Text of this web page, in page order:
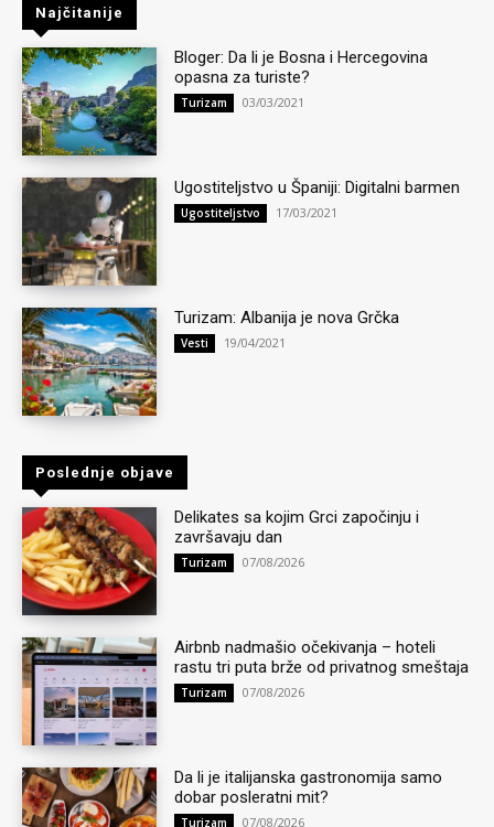
Najčitanije
Bloger: Da li je Bosna i Hercegovina
opasna za turiste?
Turizam 03/03/2021
Ugostiteljstvo u Španiji: Digitalni barmen
Ugostiteljstvo 17/03/2021
Turizam: Albanija je nova Grčka
Vesti 19/04/2021
Poslednje objave
Delikates sa kojim Grci započinju i
završavaju dan
Turizam 07/08/2026
Airbnb nadmašio očekivanja – hoteli
rastu tri puta brže od privatnog smeštaja
Turizam 07/08/2026
Da li je italijanska gastronomija samo
dobar posleratni mit?
Turizam 07/08/2026